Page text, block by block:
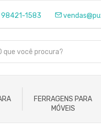
1583
FERRAGENS PARA
MÓVEIS